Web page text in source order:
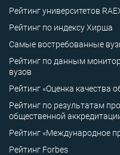
Рейтинг университетов
Рейтинг по индексу Хирша
Самые востребованные
Рейтинг по данным
вузов
Рейтинг «Оценка качества
Рейтинг по результатам
общественной
Рейтинг «Международное
Рейтинг Forbes